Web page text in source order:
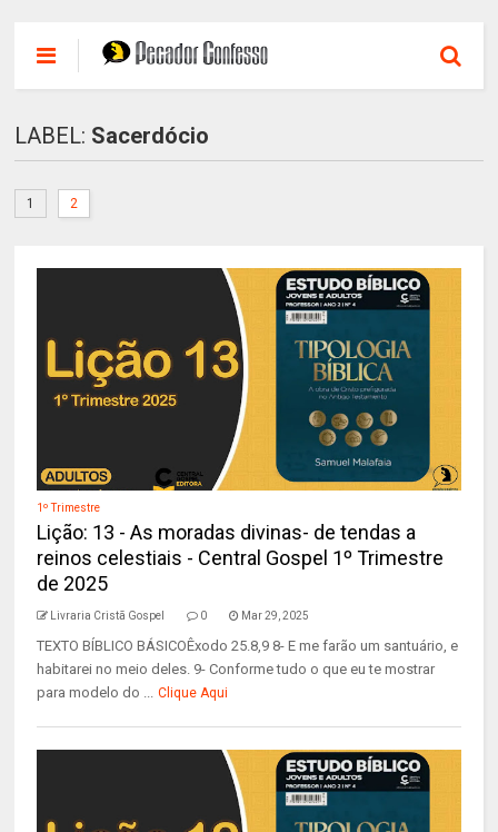
LABEL: Sacerdócio
1 2
1º Trimestre
Lição: 13 - As moradas divinas- de tendas a
reinos celestiais - Central Gospel 1º Trimestre
de 2025
Livraria Cristã Gospel 0 Mar 29, 2025
TEXTO BÍBLICO BÁSICOÊxodo 25.8,9 8- E me farão um santuário, e
habitarei no meio deles. 9- Conforme tudo o que eu te mostrar
para modelo do ... Clique Aqui